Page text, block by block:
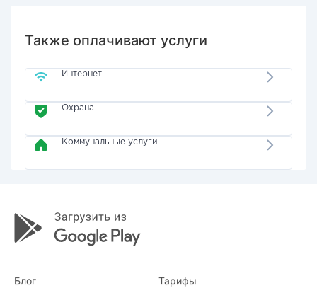
Также оплачивают услуги
Интернет
Охрана
Коммунальные услуги
Блог Тарифы